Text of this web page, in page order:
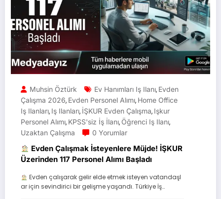
Muhsin Öztürk Ev Hanımları Iş Ilanı, Evden
Çalışma 2026, Evden Personel Alımı, Home Office
Iş Ilanları, Iş Ilanları, İŞKUR Evden Çalışma, Işkur
Personel Alımı, KPSS'siz İş İlanı, Öğrenci Iş Ilanı,
Uzaktan Çalışma
0 Yorumlar
Evden Çalışmak İsteyenlere Müjde! İŞKUR
Üzerinden 117 Personel Alımı Başladı
Evden çalışarak gelir elde etmek isteyen vatandaşl
ar için sevindirici bir gelişme yaşandı. Türkiye İş…